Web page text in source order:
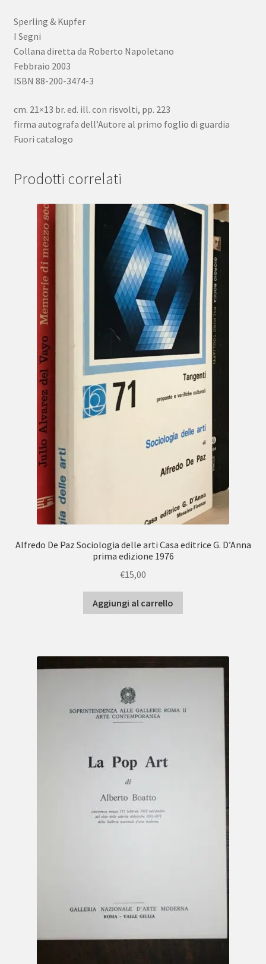
Sperling & Kupfer
I Segni
Collana diretta da Roberto Napoletano
Febbraio 2003
ISBN 88-200-3474-3
cm. 21×13 br. ed. ill. con risvolti, pp. 223
firma autografa dell’Autore al primo foglio di guardia
Fuori catalogo
Prodotti correlati
Alfredo De Paz Sociologia delle arti Casa editrice G. D’Anna
prima edizione 1976
€15,00
Aggiungi al carrello